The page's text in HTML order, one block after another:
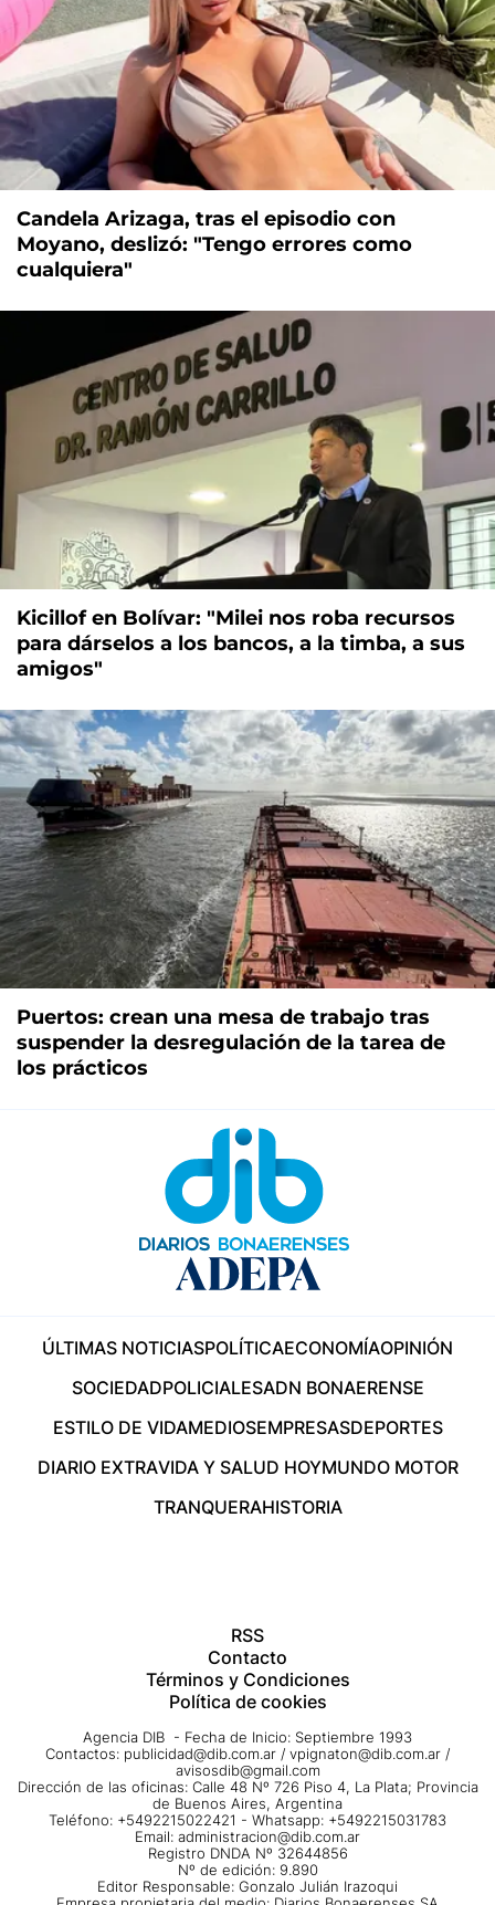
Candela Arizaga, tras el episodio con
Moyano, deslizó: "Tengo errores como
cualquiera"
Kicillof en Bolívar: "Milei nos roba recursos
para dárselos a los bancos, a la timba, a sus
amigos"
Puertos: crean una mesa de trabajo tras
suspender la desregulación de la tarea de
los prácticos
ÚLTIMAS NOTICIASPOLÍTICAECONOMÍAOPINIÓN
SOCIEDADPOLICIALESADN BONAERENSE
ESTILO DE VIDAMEDIOSEMPRESASDEPORTES
DIARIO EXTRAVIDA Y SALUD HOYMUNDO MOTOR
TRANQUERAHISTORIA
RSS
Contacto
Términos y Condiciones
Política de cookies
Agencia DIB - Fecha de Inicio: Septiembre 1993
Contactos: publicidad@dib.com.ar / vpignaton@dib.com.ar /
avisosdib@gmail.com
Dirección de las oficinas: Calle 48 Nº 726 Piso 4, La Plata; Provincia
de Buenos Aires, Argentina
Teléfono: +5492215022421 - Whatsapp: +5492215031783
Email: administracion@dib.com.ar
Registro DNDA Nº 32644856
Nº de edición: 9.890
Editor Responsable: Gonzalo Julián Irazoqui